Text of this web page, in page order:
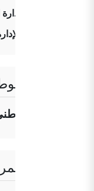
حالة نظام
تنفيذ نظام
المعهد
المركز
المعهد